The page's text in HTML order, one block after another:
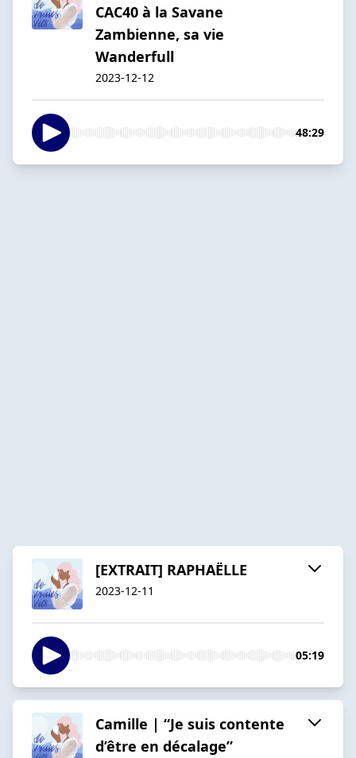
CAC40 à la Savane
Zambienne, sa vie
Wanderfull
2023-12-12
48:29
[EXTRAIT] RAPHAËLLE
2023-12-11
05:19
Camille | “Je suis contente
d’être en décalage”